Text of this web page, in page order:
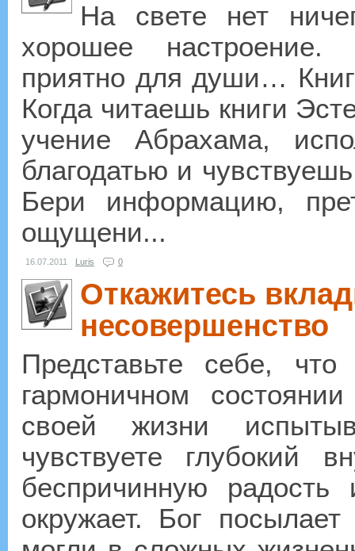
На свете нет
хорошее
приятно для души…
Когда читаешь книги
учение Абрахама,
благодатью и
Бери информацию,
ощущени...
16.07.2011 Luris 0
Откажитесь
несовершенство
Представьте себе,
гармоничном
своей жизни
чувствуете глубокий
беспричинную
окружает. Бог